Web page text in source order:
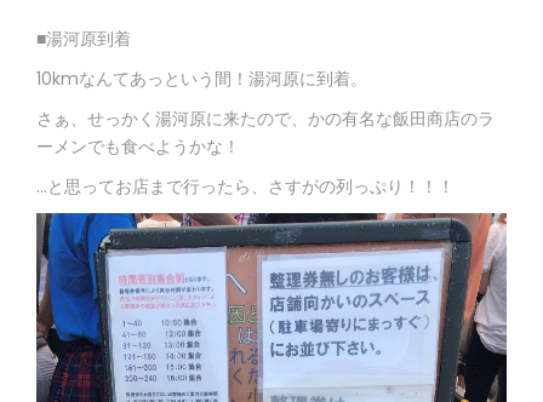
■湯河原到着
10kmなんてあっという間！湯河原に到着。
さぁ、せっかく湯河原に来たので、かの有名な飯田商店のラ
ーメンでも食べようかな！
…と思ってお店まで行ったら、さすがの列っぷり！！！